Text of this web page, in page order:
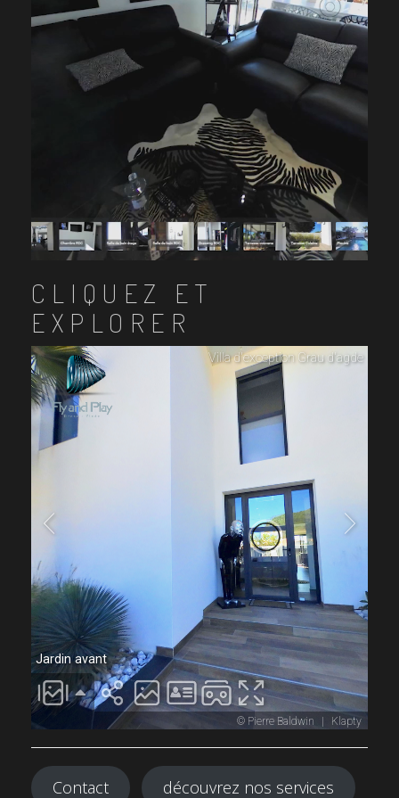
CLIQUEZ ET
EXPLORER
Contact découvrez nos services